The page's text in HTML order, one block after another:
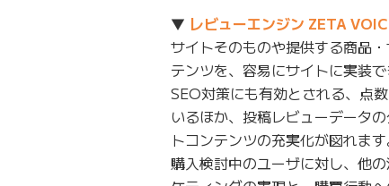
▼ レビューエンジン ZETA
サイトそのものや提供する商品
テンツを、容易にサイトに実装で
SEO対策にも有効とされる、点
いるほか、投稿レビューデータ
トコンテンツの充実化が図れます
購入検討中のユーザに対し、他